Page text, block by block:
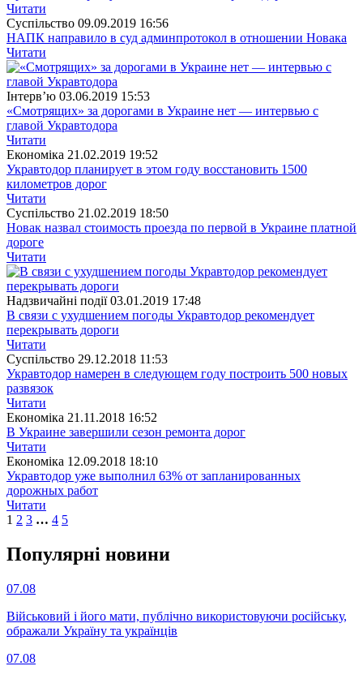
Читати
Суспiльство 09.09.2019 16:56
НАПК направило в суд админпротокол в отношении Новака
Читати
Інтерв’ю 03.06.2019 15:53
«Смотрящих» за дорогами в Украине нет — интервью с
главой Укравтодора
Читати
Економіка 21.02.2019 19:52
Укравтодор планирует в этом году восстановить 1500
километров дорог
Читати
Суспiльство 21.02.2019 18:50
Новак назвал стоимость проезда по первой в Украине платной
дороге
Читати
Надзвичайні події 03.01.2019 17:48
В связи с ухудшением погоды Укравтодор рекомендует
перекрывать дороги
Читати
Суспiльство 29.12.2018 11:53
Укравтодор намерен в следующем году построить 500 новых
развязок
Читати
Економіка 21.11.2018 16:52
В Украине завершили сезон ремонта дорог
Читати
Економіка 12.09.2018 18:10
Укравтодор уже выполнил 63% от запланированных
дорожных работ
Читати
1 2 3 … 4 5
Популярнi новини
07.08
Військовий і його мати, публічно використовуючи російську,
ображали Україну та українців
07.08